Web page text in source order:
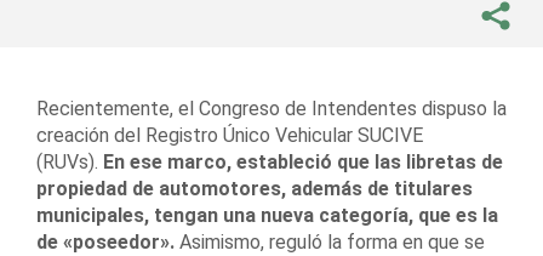
Recientemente, el Congreso de Intendentes dispuso la
creación del Registro Único Vehicular SUCIVE
(RUVs). En ese marco, estableció que las libretas de
propiedad de automotores, además de titulares
municipales, tengan una nueva categoría, que es la
de «poseedor». Asimismo, reguló la forma en que se